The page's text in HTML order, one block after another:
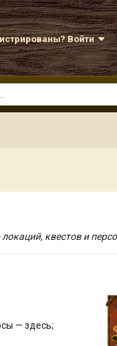
Войти
квестов и
— здесь;